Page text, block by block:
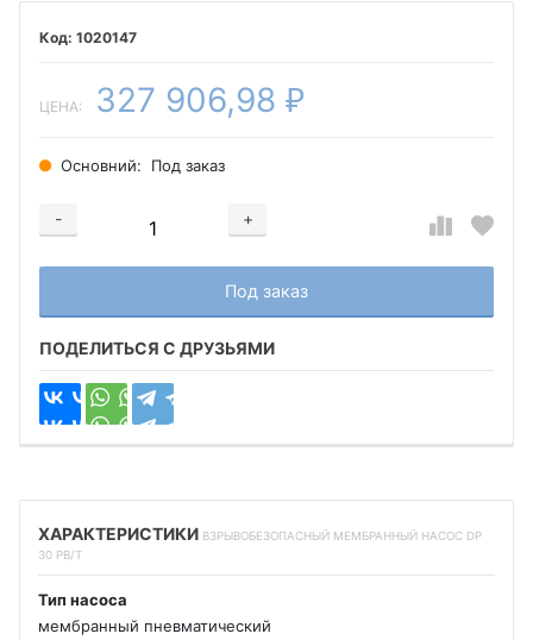
1020147
ЦЕНА: 327 906,98 ₽
Основний: Под заказ
-
+
Добавляется...
Под заказ
Добавлен
ПОДЕЛИТЬСЯ С ДРУЗЬЯМИ
ХАРАКТЕРИСТИКИ ВЗРЫВОБЕЗОПАСНЫЙ МЕМБРАННЫЙ НАСОС DP
30 PB/T
Тип насоса
мембранный пневматический